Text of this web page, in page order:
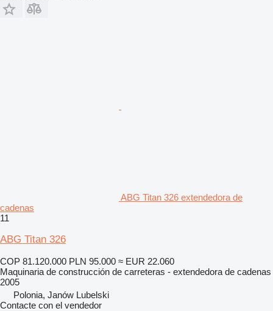
ABG Titan 326 extendedora de
cadenas
11
ABG Titan 326
COP 81.120.000 PLN 95.000 ≈ EUR 22.060
Maquinaria de construcción de carreteras - extendedora de cadenas
2005
Polonia, Janów Lubelski
Contacte con el vendedor